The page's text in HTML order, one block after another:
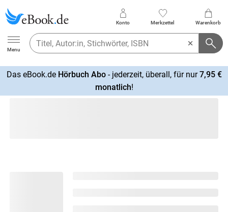
Ebook.de
Menu
Konto Merkzettel Warenkorb
Das eBook.de Hörbuch Abo- jederzeit, überall, für nur7,95 €
monatlich!